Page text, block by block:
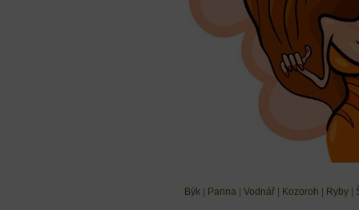
Býk Panna Vodnář Kozoroh Ryby